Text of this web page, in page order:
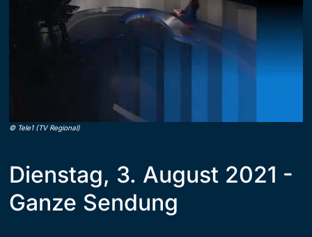
© Tele1 (TV Regional)
Dienstag, 3. August 2021 -
Ganze Sendung